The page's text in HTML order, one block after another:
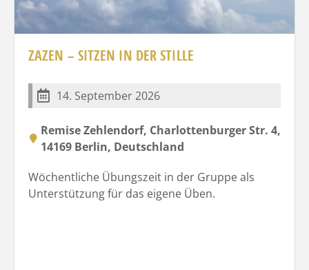
ZAZEN – SITZEN IN DER STILLE
14. September 2026
Remise Zehlendorf, Charlottenburger Str. 4,
14169 Berlin, Deutschland
Wöchentliche Übungszeit in der Gruppe als
Unterstützung für das eigene Üben.